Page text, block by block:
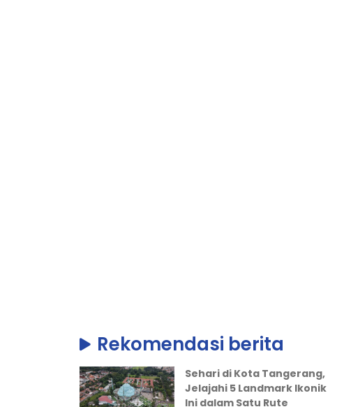
Rekomendasi berita
Sehari di Kota Tangerang,
Jelajahi 5 Landmark Ikonik
Ini dalam Satu Rute